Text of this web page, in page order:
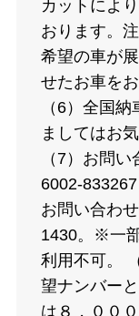
カットによ
おります。
希望の車が
せたお車を
（6）全国
ましてはお
（7）お問
6002-
お問い合わ
1430。※一
利用不可。
望ナンバー
は８，００